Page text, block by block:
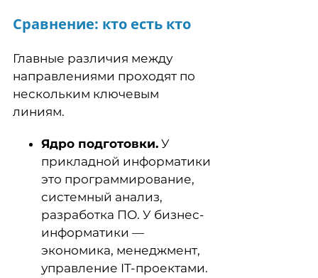
Сравнение: кто есть кто
Главные различия между
направлениями проходят по
нескольким ключевым
линиям.
Ядро подготовки. У
прикладной информатики
это программирование,
системный анализ,
разработка ПО. У бизнес-
информатики —
экономика, менеджмент,
управление IT-проектами.